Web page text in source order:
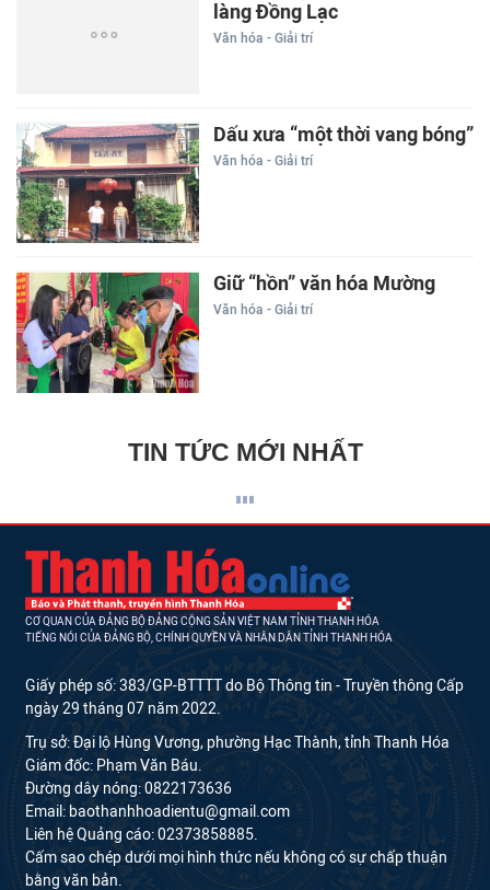
làng Đồng Lạc
Văn hóa - Giải trí
Dấu xưa “một thời vang bóng”
Văn hóa - Giải trí
Giữ “hồn” văn hóa Mường
Văn hóa - Giải trí
TIN TỨC MỚI NHẤT
CƠ QUAN CỦA ĐẢNG BỘ ĐẢNG CỘNG SẢN VIỆT NAM TỈNH THANH HÓA
TIẾNG NÓI CỦA ĐẢNG BỘ, CHÍNH QUYỀN VÀ NHÂN DÂN TỈNH THANH HÓA
Giấy phép số: 383/GP-BTTTT do Bộ Thông tin - Truyền thông Cấp
ngày 29 tháng 07 năm 2022.
Trụ sở: Đại lộ Hùng Vương, phường Hạc Thành, tỉnh Thanh Hóa
Giám đốc: Phạm Văn Báu.
Đường dây nóng: 0822173636
Email: baothanhhoadientu@gmail.com
Liên hệ Quảng cáo: 02373858885.
Cấm sao chép dưới mọi hình thức nếu không có sự chấp thuận
bằng văn bản.